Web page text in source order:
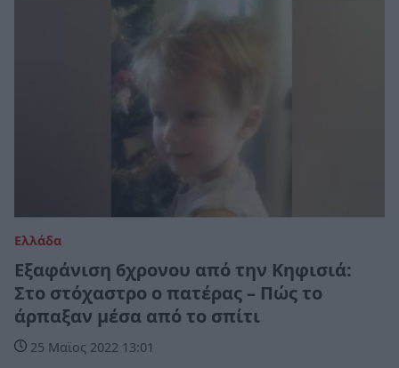
Ελλάδα
Εξαφάνιση 6χρονου από την Κηφισιά:
Στο στόχαστρο ο πατέρας – Πώς το
άρπαξαν μέσα από το σπίτι
25 Μαϊος 2022 13:01